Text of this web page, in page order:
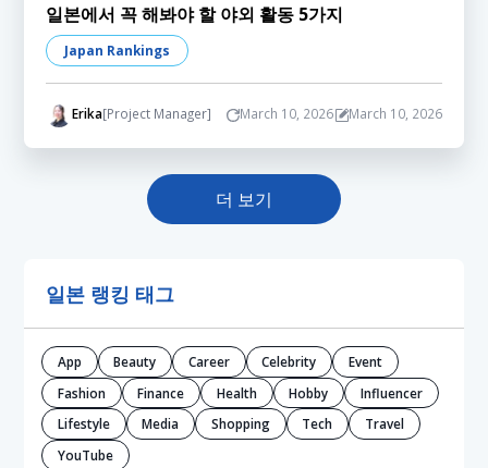
일본에서 꼭 해봐야 할 야외 활동 5가지
Japan Rankings
Erika[Project Manager] March 10, 2026 March 10, 2026
더 보기
일본 랭킹 태그
App Beauty Career Celebrity
Event
Fashion
Finance Health Hobby
Influencer
Lifestyle
Media Shopping Tech
Travel
YouTube